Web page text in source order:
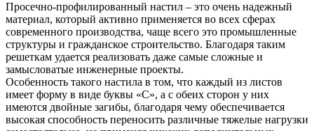
Просечно-профилированный настил – это очень надежный
материал, который активно применяется во всех сферах
современного производства, чаще всего это промышленные
структуры и гражданское строительство. Благодаря таким
решеткам удается реализовать даже самые сложные и
замысловатые инженерные проекты.
Особенность такого настила в том, что каждый из листов
имеет форму в виде буквы «С», а с обеих сторон у них
имеются двойные загибы, благодаря чему обеспечивается
высокая способность переносить различные тяжелые нагрузки